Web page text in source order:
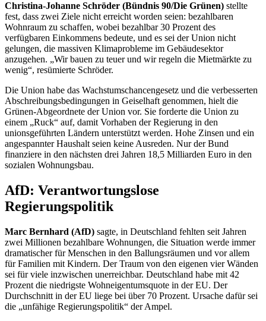
Christina-Johanne Schröder (Bündnis 90/Die Grünen) stellte
fest, dass zwei Ziele nicht erreicht worden seien: bezahlbaren
Wohnraum zu schaffen, wobei bezahlbar 30 Prozent des
verfügbaren Einkommens bedeute, und es sei der Union nicht
gelungen, die massiven Klimaprobleme im Gebäudesektor
anzugehen. „Wir bauen zu teuer und wir regeln die Mietmärkte zu
wenig“, resümierte Schröder.
Die Union habe das Wachstumschancengesetz und die verbesserten
Abschreibungsbedingungen in Geiselhaft genommen, hielt die
Grünen-Abgeordnete der Union vor. Sie forderte die Union zu
einem „Ruck“ auf, damit Vorhaben der Regierung in den
unionsgeführten Ländern unterstützt werden. Hohe Zinsen und ein
angespannter Haushalt seien keine Ausreden. Nur der Bund
finanziere in den nächsten drei Jahren 18,5 Milliarden Euro in den
sozialen Wohnungsbau.
AfD: Verantwortungslose
Regierungspolitik
Marc Bernhard (AfD) sagte, in Deutschland fehlten seit Jahren
zwei Millionen bezahlbare Wohnungen, die Situation werde immer
dramatischer für Menschen in den Ballungsräumen und vor allem
für Familien mit Kindern. Der Traum von den eigenen vier Wänden
sei für viele inzwischen unerreichbar. Deutschland habe mit 42
Prozent die niedrigste Wohneigentumsquote in der EU. Der
Durchschnitt in der EU liege bei über 70 Prozent. Ursache dafür sei
die „unfähige Regierungspolitik“ der Ampel.